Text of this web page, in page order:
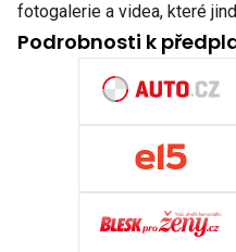
fotogalerie a videa, které
Podrobnosti k